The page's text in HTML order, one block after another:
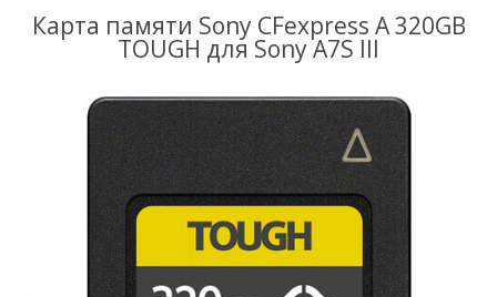
Карта памяти Sony CFexpress A 320GB
TOUGH для Sony A7S III